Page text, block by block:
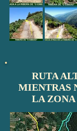
RUTA
MIENTRAS
LA